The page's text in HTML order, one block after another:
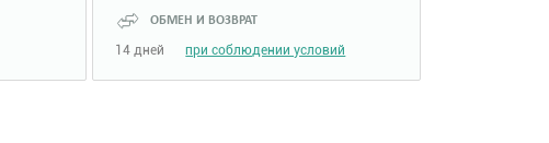
ОБМЕН И ВОЗВРАТ
14 дней при соблюдении условий